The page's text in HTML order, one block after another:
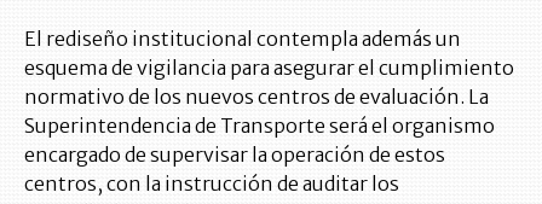
El rediseño institucional contempla además un
esquema de vigilancia para asegurar el cumplimiento
normativo de los nuevos centros de evaluación. La
Superintendencia de Transporte será el organismo
encargado de supervisar la operación de estos
centros, con la instrucción de auditar los